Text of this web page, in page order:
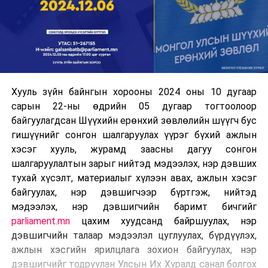
Хууль зүйн байнгын хорооны 2024 оны 10 дугаар
сарын 22-ны өдрийн 05 дугаар тогтоолоор
байгуулагдсан Шүүхийн ерөнхий зөвлөлийн шүүгч бус
гишүүнийг сонгон шалгаруулах үүрэг бүхий ажлын
хэсэг хууль, журамд заасны дагуу сонгон
шалгаруулалтын зарыг нийтэд мэдээлэх, нэр дэвших
тухай хүсэлт, материалыг хүлээн авах, ажлын хэсэг
байгуулах, нэр дэвшигчээр бүртгэж, нийтэд
мэдээлэх, нэр дэвшигчийн баримт бичгийг
parliament.mnцахим хуудсанд байршуулах, нэр
дэвшигчийн талаар мэдээлэл цуглуулах, бүрдүүлэх,
ажлын хэсгийн ярилцлага зохион байгуулах, нэр
дэвшигчийг тодруулан Улсын Их Хуралд санал болгох